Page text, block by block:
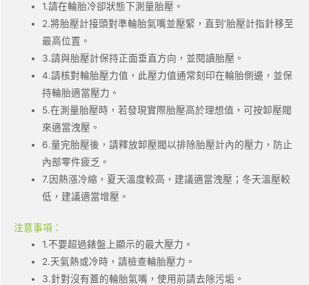
1.請在輪胎冷卻狀態下測量胎壓。
2.將胎壓計接頭對準輪胎氣嘴並壓緊，直到’胎壓計指針移至
最高位置。
3.請與胎壓計保持正面垂直方向，並閱讀胎壓。
4.請核對輪胎壓力值，此壓力值通常刻印在輪胎側邊，並保
持輪胎適當壓力。
5.在測量胎壓時，若發現實際胎壓高於理想值，可按卸壓閥
來適當洩壓。
6.量完胎壓後，請釋放卸壓閥以排除胎壓計內的壓力，防止
內部零件疲乏。
7.因熱漲冷縮，夏天溫度較高，建議適當洩壓；冬天溫壓較
低，建議適當增壓。
注意事項：
1.不要超過錶盤上顯示的最大壓力。
2.天氣熱或冷時，請檢查輪胎壓力。
3.針對沒有蓋的輪胎氣嘴，使用前請去除污垢。